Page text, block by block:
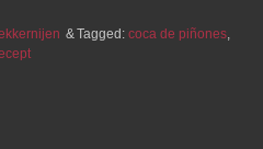
Tagged:coca de piñones